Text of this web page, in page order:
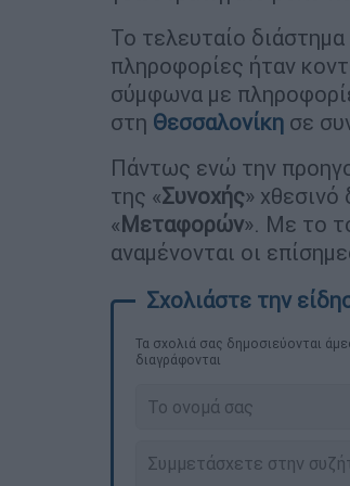
Το τελευταίο
πληροφορίες ήταν
σύμφωνα με
στη Θεσσαλονίκη σε
Πάντως ενώ την
της «Συνοχής»
«Μεταφορών». Με το
αναμένονται οι
Τα σχολιά σας δημοσιεύονται
διαγράφονται